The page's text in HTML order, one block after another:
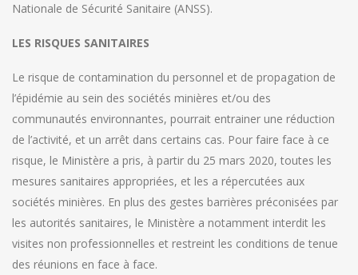
Nationale de Sécurité Sanitaire (ANSS).
LES RISQUES SANITAIRES
Le risque de contamination du personnel et de propagation de
l’épidémie au sein des sociétés minières et/ou des
communautés environnantes, pourrait entrainer une réduction
de l’activité, et un arrêt dans certains cas. Pour faire face à ce
risque, le Ministère a pris, à partir du 25 mars 2020, toutes les
mesures sanitaires appropriées, et les a répercutées aux
sociétés minières. En plus des gestes barrières préconisées par
les autorités sanitaires, le Ministère a notamment interdit les
visites non professionnelles et restreint les conditions de tenue
des réunions en face à face.